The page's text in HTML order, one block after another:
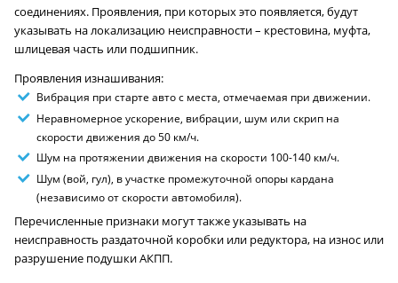
соединениях. Проявления, при которых это появляется, будут
указывать на локализацию неисправности – крестовина, муфта,
шлицевая часть или подшипник.
Проявления изнашивания:
Вибрация при старте авто с места, отмечаемая при движении.
Неравномерное ускорение, вибрации, шум или скрип на
скорости движения до 50 км/ч.
Шум на протяжении движения на скорости 100-140 км/ч.
Шум (вой, гул), в участке промежуточной опоры кардана
(независимо от скорости автомобиля).
Перечисленные признаки могут также указывать на
неисправность раздаточной коробки или редуктора, на износ или
разрушение подушки АКПП.